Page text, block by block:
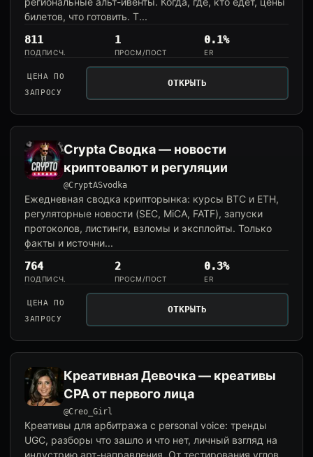
билетов, что готовить. Т...
811
ПОДПИСЧ.
1
ПРОСМ/ПОСТ
0.1%
ER
ЦЕНА ПО
ЗАПРОСУ
ОТКРЫТЬ
Crypta Сводка — новости
криптовалют и регуляции
@CryptASvodka
Ежедневная сводка крипторынка: курсы BTC и ETH,
регуляторные новости (SEC, MiCA, FATF), запуски
протоколов, листинги, взломы и эксплойты. Только
факты и источни...
764
ПОДПИСЧ.
2
ПРОСМ/ПОСТ
0.3%
ER
ЦЕНА ПО
ЗАПРОСУ
ОТКРЫТЬ
Креативная Девочка — креативы
CPA от первого лица
@Creo_Girl
Креативы для арбитража с personal voice: тренды
UGC, разборы что зашло и что нет, личный взгляд на
индустрию арт-направления. От тестирования углов